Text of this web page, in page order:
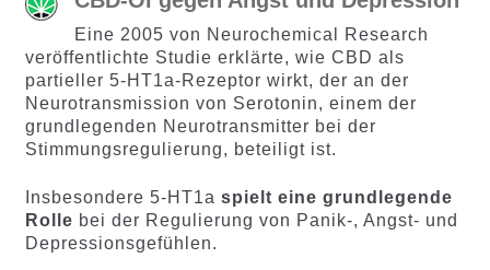
Eine 2005 von Neurochemical Research
veröffentlichte Studie erklärte, wie CBD als
partieller 5-HT1a-Rezeptor wirkt, der an der
Neurotransmission von Serotonin, einem der
grundlegenden Neurotransmitter bei der
Stimmungsregulierung, beteiligt ist.
Insbesondere 5-HT1a spielt eine grundlegende
Rolle bei der Regulierung von Panik-, Angst- und
Depressionsgefühlen.